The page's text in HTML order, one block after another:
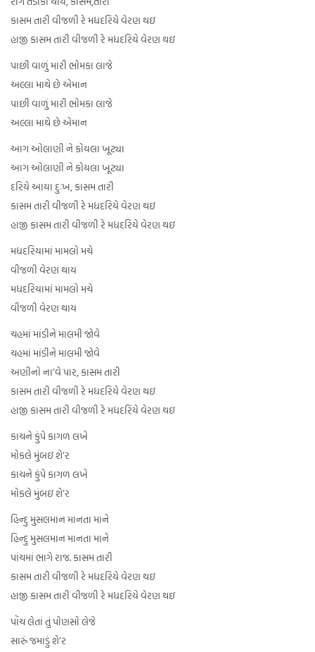
કાસમ તારી વીજળી રે મધદરિયે વેરણ થઇ
હાજી કાસમ તારી વીજળી રે મધદરિયે વેરણ થઇ
પાછી વાળું મારી ભોમકા લાજે
અલ્લા માથે છે એમાન
પાછી વાળું મારી ભોમકા લાજે
અલ્લા માથે છે એમાન
આગ ઓલાણી ને કોયલા ખૂટ્યા
આગ ઓલાણી ને કોયલા ખૂટ્યા
દરિયે આયા દુઃખ, કાસમ તારી
કાસમ તારી વીજળી રે મધદરિયે વેરણ થઇ
હાજી કાસમ તારી વીજળી રે મધદરિયે વેરણ થઇ
મધદરિયામાં મામલો મચે
વીજળી વેરણ થાય
મધદરિયામાં મામલો મચે
વીજળી વેરણ થાય
ચહમાં માંડીને માલમી જોવે
ચહમાં માંડીને માલમી જોવે
અણીનો ના’વે પાર, કાસમ તારી
કાસમ તારી વીજળી રે મધદરિયે વેરણ થઇ
હાજી કાસમ તારી વીજળી રે મધદરિયે વેરણ થઇ
કાચને કુંપે કાગળ લખે
મોકલે મુંબઇ શે’ર
કાચને કુંપે કાગળ લખે
મોકલે મુંબઇ શે’ર
હિન્દુ મુસલમાન માનતા માને
હિન્દુ મુસલમાન માનતા માને
પાંચમાં ભાગે રાજ. કાસમ તારી
કાસમ તારી વીજળી રે મધદરિયે વેરણ થઇ
હાજી કાસમ તારી વીજળી રે મધદરિયે વેરણ થઇ
પોંચ લેતાં તું પોણસો લેજે
સારું જમાડું શે’ર